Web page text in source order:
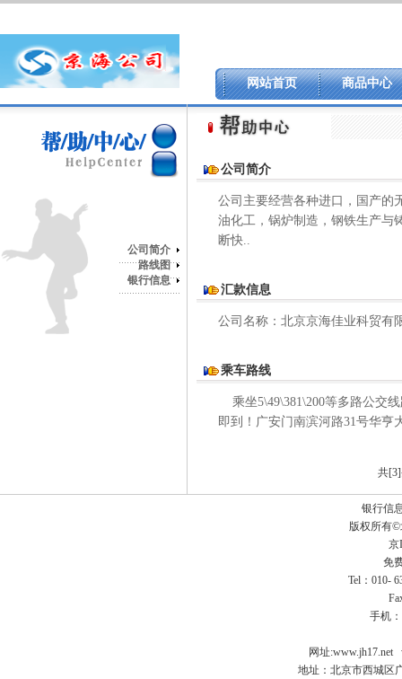
网站首页 商品中心
公司简介
路线图
银行信息
公司简介
公司主要经营各种进口，国产的
油化工，锅炉制造，钢铁生产与
断快..
汇款信息
公司名称：北京京海佳业科贸有
乘车路线
乘坐5\49\381\200等多路公交
即到！广安门南滨河路31号华亨
共
银行信
版权所有
京
免
Tel：010-
手机：
网址:www.jh17.net
地址：北京市西城区